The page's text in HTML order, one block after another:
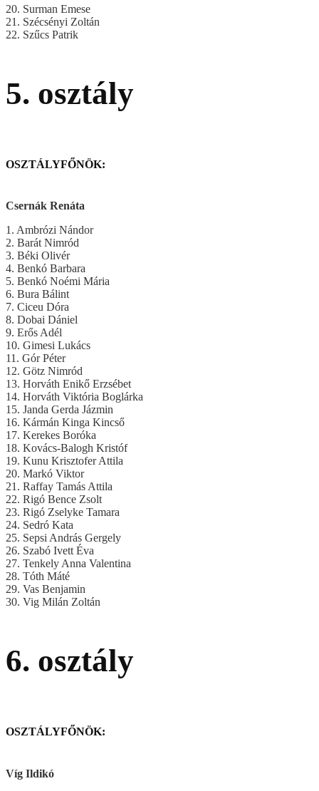
20. Surman Emese
21. Szécsényi Zoltán
22. Szűcs Patrik
5. osztály
OSZTÁLYFŐNÖK:
Csernák Renáta
1. Ambrózi Nándor
2. Barát Nimród
3. Béki Olivér
4. Benkó Barbara
5. Benkó Noémi Mária
6. Bura Bálint
7. Ciceu Dóra
8. Dobai Dániel
9. Erős Adél
10. Gimesi Lukács
11. Gór Péter
12. Götz Nimród
13. Horváth Enikő Erzsébet
14. Horváth Viktória Boglárka
15. Janda Gerda Jázmin
16. Kármán Kinga Kincső
17. Kerekes Boróka
18. Kovács-Balogh Kristóf
19. Kunu Krisztofer Attila
20. Markó Viktor
21. Raffay Tamás Attila
22. Rigó Bence Zsolt
23. Rigó Zselyke Tamara
24. Sedró Kata
25. Sepsi András Gergely
26. Szabó Ivett Éva
27. Tenkely Anna Valentina
28. Tóth Máté
29. Vas Benjamin
30. Vig Milán Zoltán
6. osztály
OSZTÁLYFŐNÖK:
Víg Ildikó